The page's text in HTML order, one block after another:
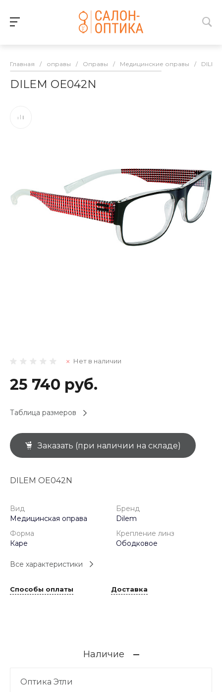
Главная / оправы / Оправы / Медицинские оправы / DILEM
DILEM OE042N
Нет в наличии
25 740 руб.
Таблица размеров
Заказать (при наличии на складе)
DILEM OE042N
Вид
Медицинская оправа
Бренд
Dilem
Форма
Каре
Крепление линз
Ободковое
Все характеристики
Способы оплаты Доставка
Наличие
Оптика Этли